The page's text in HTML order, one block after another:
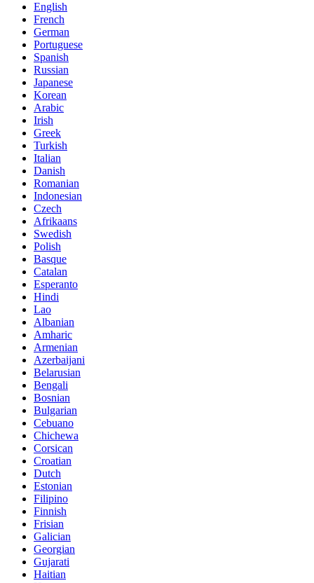
English
French
German
Portuguese
Spanish
Russian
Japanese
Korean
Arabic
Irish
Greek
Turkish
Italian
Danish
Romanian
Indonesian
Czech
Afrikaans
Swedish
Polish
Basque
Catalan
Esperanto
Hindi
Lao
Albanian
Amharic
Armenian
Azerbaijani
Belarusian
Bengali
Bosnian
Bulgarian
Cebuano
Chichewa
Corsican
Croatian
Dutch
Estonian
Filipino
Finnish
Frisian
Galician
Georgian
Gujarati
Haitian